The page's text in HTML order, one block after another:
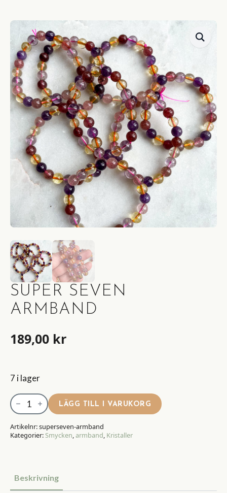
SUPER SEVEN
ARMBAND
189,00 kr
7 i lager
Super
seven
Armband
mängd
LÄGG TILL I VARUKORG
Artikelnr:superseven-armband
Kategorier:Smycken,armband, Kristaller
Beskrivning